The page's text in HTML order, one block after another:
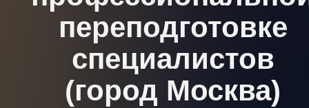
переподготовке
специалистов
(город Москва)